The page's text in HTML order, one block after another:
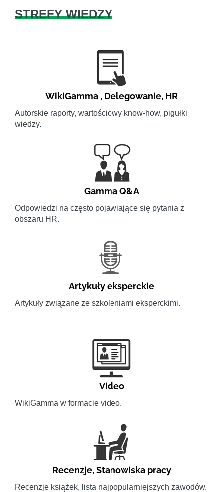
STREFY WIEDZY
WikiGamma , Delegowanie, HR
Autorskie raporty, wartościowy know-how, pigułki
wiedzy.
Gamma Q&A
Odpowiedzi na często pojawiające się pytania z
obszaru HR.
Artykuły eksperckie
Artykuły związane ze szkoleniami eksperckimi.
Video
WikiGamma w formacie video.
Recenzje,Stanowiska pracy
Recenzje książek, lista najpopularniejszych zawodów.